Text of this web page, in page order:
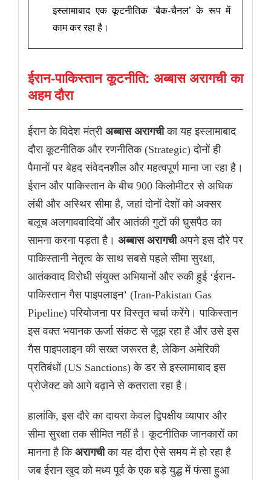
इस्लामाबाद एक कूटनीतिक ‘बैक-चैनल’ के रूप में
काम कर रहा है।
ईरान-पाकिस्तान कूटनीति: अब्बास अरागची का
अहम दौरा
ईरान के विदेश मंत्री अब्बास अरागचीका यह इस्लामाबाद
दौरा कूटनीतिक और रणनीतिक (Strategic) दोनों ही
पैमानों पर बेहद संवेदनशील और महत्वपूर्ण माना जा रहा है।
ईरान और पाकिस्तान के बीच 900 किलोमीटर से अधिक
लंबी और अस्थिर सीमा है, जहां दोनों देशों को अक्सर
बलूच अलगाववादियों और आतंकी गुटों की घुसपैठ का
सामना करना पड़ता है। अब्बास अरागचीअपने इस दौरे पर
पाकिस्तानी नेतृत्व के साथ सबसे पहले सीमा सुरक्षा,
आतंकवाद विरोधी संयुक्त अभियानों और रुकी हुई ‘ईरान-
पाकिस्तान गैस पाइपलाइन’ (Iran-Pakistan Gas
Pipeline) परियोजना पर विस्तृत चर्चा करेंगे। पाकिस्तान
इस वक्त भयानक ऊर्जा संकट से जूझ रहा है और उसे इस
गैस पाइपलाइन की सख्त जरूरत है, लेकिन अमेरिकी
प्रतिबंधों (US Sanctions) के डर से इस्लामाबाद इस
प्रोजेक्ट को आगे बढ़ाने से कतराता रहा है।
हालांकि, इस दौरे का दायरा केवल द्विपक्षीय व्यापार और
सीमा सुरक्षा तक सीमित नहीं है। कूटनीतिक जानकारों का
मानना है कि अरागचीका यह दौरा ऐसे समय में हो रहा है
जब ईरान खुद को मध्य पूर्व के एक बड़े युद्ध में फंसा हुआ